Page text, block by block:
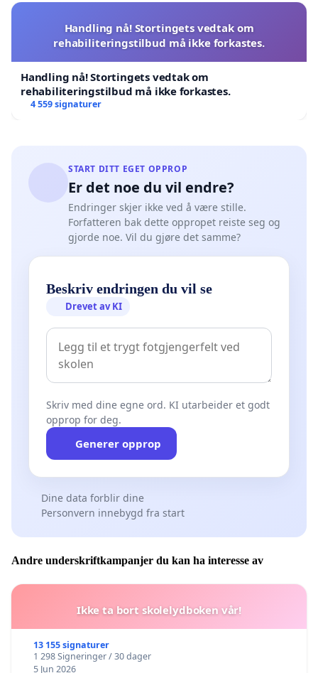
Handling nå! Stortingets vedtak om
rehabiliteringstilbud må ikke forkastes.
Handling nå! Stortingets vedtak om
rehabiliteringstilbud må ikke forkastes.
4 559 signaturer
START DITT EGET OPPROP
Er det noe du vil endre?
Endringer skjer ikke ved å være stille.
Forfatteren bak dette oppropet reiste seg og
gjorde noe. Vil du gjøre det samme?
Beskriv endringen du vil se
Drevet av KI
Skriv med dine egne ord. KI utarbeider et godt
opprop for deg.
Generer opprop
Dine data forblir dine
Personvern innebygd fra start
Andre underskriftkampanjer du kan ha interesse av
Ikke ta bort skolelydboken vår!
13 155 signaturer
1 298 Signeringer / 30 dager
5 Jun 2026